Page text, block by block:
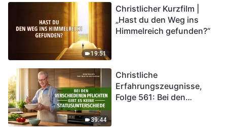
in das Königreich Gottes
eintreten?
19:51
Christlicher Kurzfilm |
„Hast du den Weg ins
Himmelreich gefunden?“
39:44
Christliche
Erfahrungszeugnisse,
Folge 561: Bei den